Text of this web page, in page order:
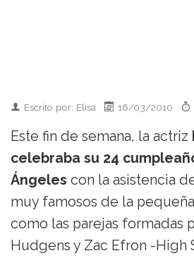
Escrito por: Elisa 16/03/2010
Este fin de semana, la actriz
celebraba su 24
Ángeles con la asistencia
muy famosos de la
como las parejas formadas
Hudgens y Zac Efron -High